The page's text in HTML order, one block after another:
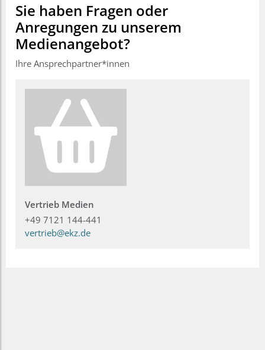
Sie haben Fragen oder
Anregungen zu unserem
Medienangebot?
Ihre Ansprechpartner*innen
Vertrieb Medien
+49 7121 144-441
vertrieb@ekz.de